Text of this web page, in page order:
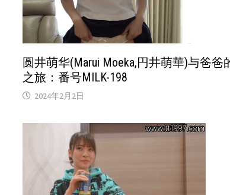
圆井萌华(Marui Moeka,円井萌華)与爸爸
之旅：番号MILK-198
2024年2月2日